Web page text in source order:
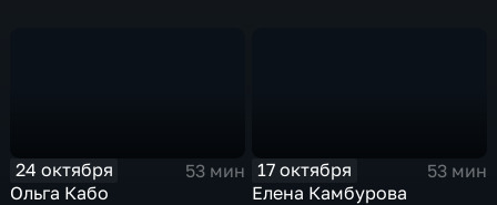
24 октября
53 мин
Ольга Кабо
17 октября
53 мин
Елена Камбурова